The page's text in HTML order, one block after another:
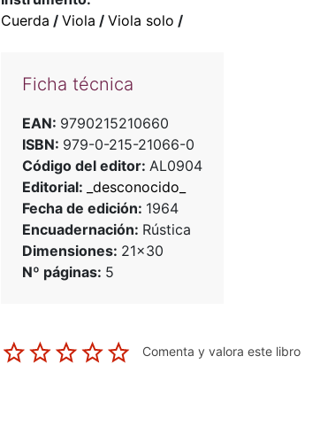
Cuerda / Viola / Viola solo /
Ficha técnica
EAN: 9790215210660
ISBN: 979-0-215-21066-0
Código del editor: AL0904
Editorial: _desconocido_
Fecha de edición: 1964
Encuadernación: Rústica
Dimensiones: 21x30
Nº páginas: 5
Comenta y valora este libro